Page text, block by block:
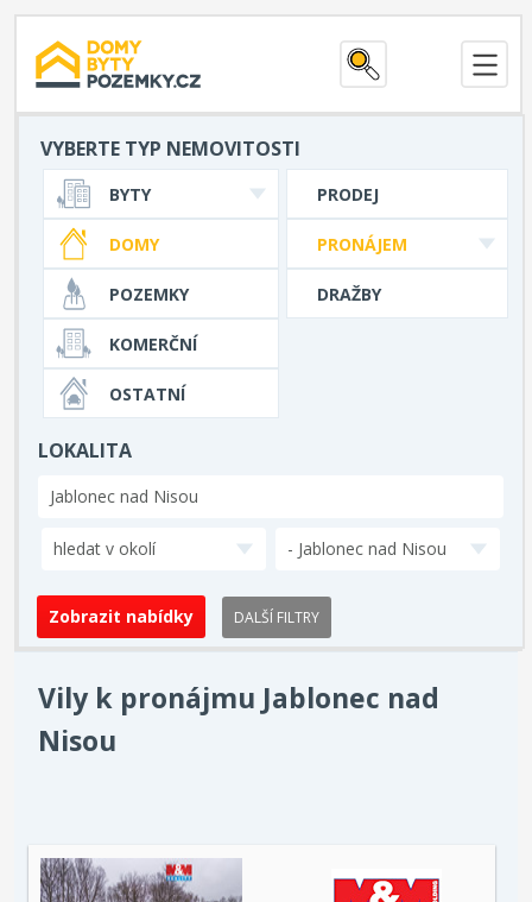
VYBERTE TYP NEMOVITOSTI
PRODEJ
PRONÁJEM
DRAŽBY
BYTY
DOMY
POZEMKY
KOMERČNÍ
OSTATNÍ
LOKALITA
hledat v okolí - Jablonec nad Nisou
DALŠÍ FILTRY
Vily k pronájmu Jablonec nad
Nisou